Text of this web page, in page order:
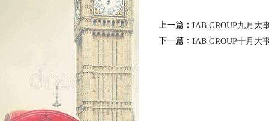
上一篇： IAB GROUP九月大
下一篇： IAB GROUP十月大